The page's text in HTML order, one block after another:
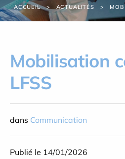
ACCUEIL ACTUALITÉS
Mobilisation
LFSS
dans Communication
Publié le 14/01/2026